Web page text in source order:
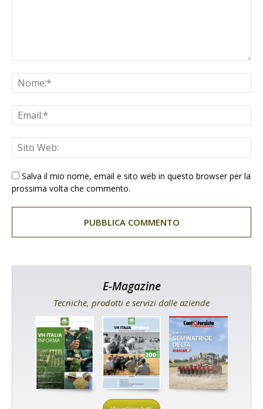
Salva il mio nome, email e sito web in questo browser per la
prossima volta che commento.
E-Magazine
Tecniche, prodotti e servizi dalle aziende